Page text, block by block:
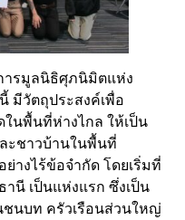
ารมูลนิธิศุภนิมิตแห่ง
มีวัตถุประสงค์เพื่อ
นพื้นที่ห่างไกล ให้เป็น
ะชาวบ้านในพื้นที่
ย่างไร้ข้อจำกัด โดยเริ่มที่
นี เป็นแห่งแรก ซึ่งเป็น
ชนบท ครัวเรือนส่วนใหญ่